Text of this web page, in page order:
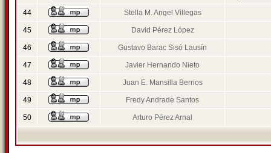
44 Stella M. Angel Villegas
45 David Pérez López
46 Gustavo Barac Sisó Lausín
47 Javier Hernando Nieto
48 Juan E. Mansilla Berrios
49 Fredy Andrade Santos
50 Arturo Pérez Arnal